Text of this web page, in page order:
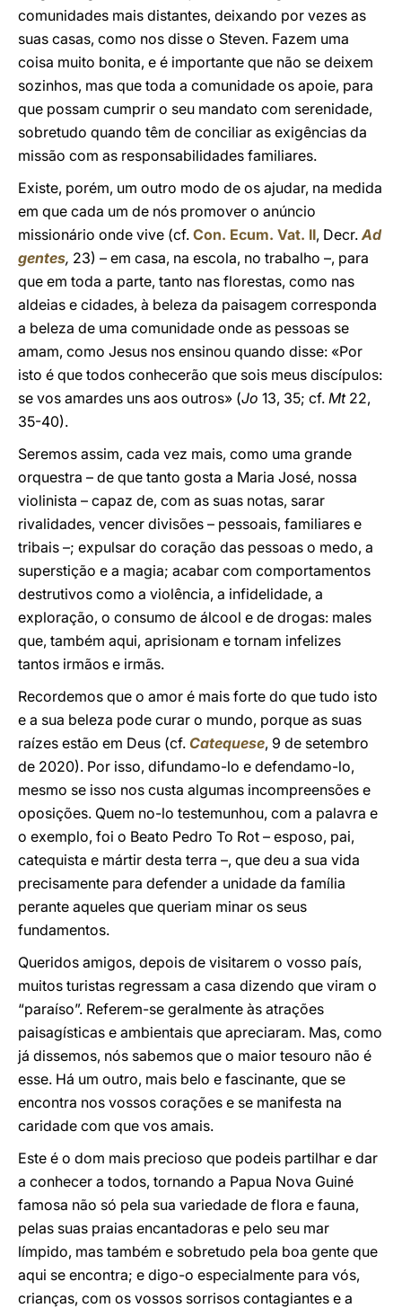
comunidades mais distantes, deixando por vezes as
suas casas, como nos disse o Steven. Fazem uma
coisa muito bonita, e é importante que não se deixem
sozinhos, mas que toda a comunidade os apoie, para
que possam cumprir o seu mandato com serenidade,
sobretudo quando têm de conciliar as exigências da
missão com as responsabilidades familiares.
Existe, porém, um outro modo de os ajudar, na medida
em que cada um de nós promover o anúncio
missionário onde vive (cf. Con. Ecum. Vat. II, Decr.Ad
gentes, 23) – em casa, na escola, no trabalho –, para
que em toda a parte, tanto nas florestas, como nas
aldeias e cidades, à beleza da paisagem corresponda
a beleza de uma comunidade onde as pessoas se
amam, como Jesus nos ensinou quando disse: «Por
isto é que todos conhecerão que sois meus discípulos:
se vos amardes uns aos outros» (Jo 13, 35; cf. Mt 22,
35-40).
Seremos assim, cada vez mais, como uma grande
orquestra – de que tanto gosta a Maria José, nossa
violinista – capaz de, com as suas notas, sarar
rivalidades, vencer divisões – pessoais, familiares e
tribais –; expulsar do coração das pessoas o medo, a
superstição e a magia; acabar com comportamentos
destrutivos como a violência, a infidelidade, a
exploração, o consumo de álcool e de drogas: males
que, também aqui, aprisionam e tornam infelizes
tantos irmãos e irmãs.
Recordemos que o amor é mais forte do que tudo isto
e a sua beleza pode curar o mundo, porque as suas
raízes estão em Deus (cf. Catequese, 9 de setembro
de 2020). Por isso, difundamo-lo e defendamo-lo,
mesmo se isso nos custa algumas incompreensões e
oposições. Quem no-lo testemunhou, com a palavra e
o exemplo, foi o Beato Pedro To Rot – esposo, pai,
catequista e mártir desta terra –, que deu a sua vida
precisamente para defender a unidade da família
perante aqueles que queriam minar os seus
fundamentos.
Queridos amigos, depois de visitarem o vosso país,
muitos turistas regressam a casa dizendo que viram o
“paraíso”. Referem-se geralmente às atrações
paisagísticas e ambientais que apreciaram. Mas, como
já dissemos, nós sabemos que o maior tesouro não é
esse. Há um outro, mais belo e fascinante, que se
encontra nos vossos corações e se manifesta na
caridade com que vos amais.
Este é o dom mais precioso que podeis partilhar e dar
a conhecer a todos, tornando a Papua Nova Guiné
famosa não só pela sua variedade de flora e fauna,
pelas suas praias encantadoras e pelo seu mar
límpido, mas também e sobretudo pela boa gente que
aqui se encontra; e digo-o especialmente para vós,
crianças, com os vossos sorrisos contagiantes e a